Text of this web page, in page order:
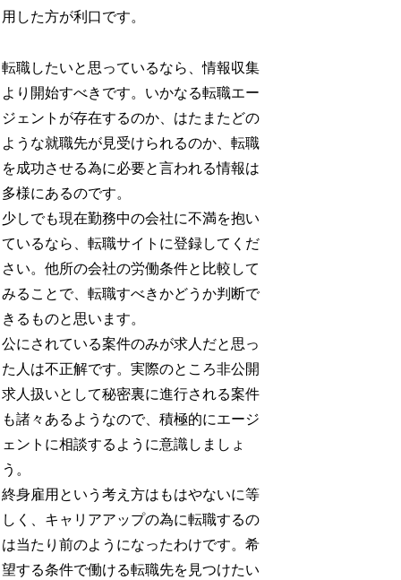
用した方が利口です。
転職したいと思っているなら、情報収集
より開始すべきです。いかなる転職エー
ジェントが存在するのか、はたまたどの
ような就職先が見受けられるのか、転職
を成功させる為に必要と言われる情報は
多様にあるのです。
少しでも現在勤務中の会社に不満を抱い
ているなら、転職サイトに登録してくだ
さい。他所の会社の労働条件と比較して
みることで、転職すべきかどうか判断で
きるものと思います。
公にされている案件のみが求人だと思っ
た人は不正解です。実際のところ非公開
求人扱いとして秘密裏に進行される案件
も諸々あるようなので、積極的にエージ
ェントに相談するように意識しましょ
う。
終身雇用という考え方はもはやないに等
しく、キャリアアップの為に転職するの
は当たり前のようになったわけです。希
望する条件で働ける転職先を見つけたい